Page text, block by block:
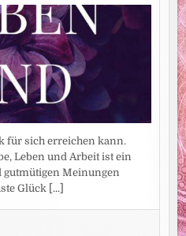
für sich erreichen kann.
Leben und Arbeit ist ein
Meinungen
Glück [...]